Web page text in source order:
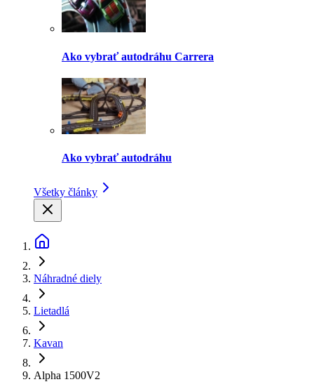
Ako vybrať autodráhu Carrera
Ako vybrať autodráhu
Všetky články
Náhradné diely
Lietadlá
Kavan
Alpha 1500V2